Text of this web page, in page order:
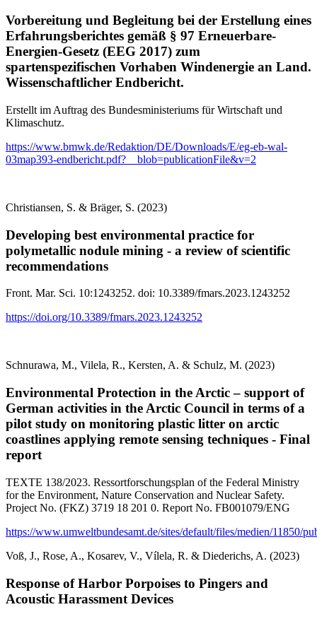
Vorbereitung und Begleitung bei der Erstellung eines
Erfahrungsberichtes gemäß § 97 Erneuerbare-
Energien-Gesetz (EEG 2017) zum
spartenspezifischen Vorhaben Windenergie an Land.
Wissenschaftlicher Endbericht.
Erstellt im Auftrag des Bundesministeriums für Wirtschaft und
Klimaschutz.
https://www.bmwk.de/Redaktion/DE/Downloads/E/eg-eb-wal-
03map393-endbericht.pdf?__blob=publicationFile&v=2
Christiansen, S. & Bräger, S. (2023)
Developing best environmental practice for
polymetallic nodule mining - a review of scientific
recommendations
Front. Mar. Sci. 10:1243252. doi: 10.3389/fmars.2023.1243252
https://doi.org/10.3389/fmars.2023.1243252
Schnurawa, M., Vilela, R., Kersten, A. & Schulz, M. (2023)
Environmental Protection in the Arctic – support of
German activities in the Arctic Council in terms of a
pilot study on monitoring plastic litter on arctic
coastlines applying remote sensing techniques - Final
report
TEXTE 138/2023. Ressortforschungsplan of the Federal Ministry
for the Environment, Nature Conservation and Nuclear Safety.
Project No. (FKZ) 3719 18 201 0. Report No. FB001079/ENG
https://www.umweltbundesamt.de/sites/default/files/medien/11850/
Voß, J., Rose, A., Kosarev, V., Vílela, R. & Diederichs, A. (2023)
Response of Harbor Porpoises to Pingers and
Acoustic Harassment Devices